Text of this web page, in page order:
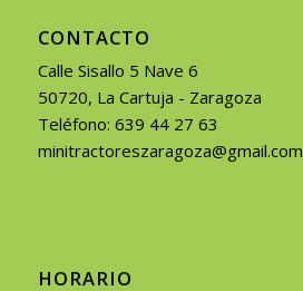
CONTACTO
Calle Sisallo 5 Nave 6
50720, La Cartuja - Zaragoza
Teléfono: 639 44 27 63
minitractoreszaragoza@gmail.com
HORARIO